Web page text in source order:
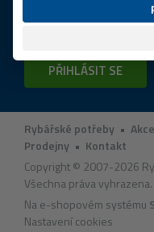
Napište nám svůj e-
o zajímavých
PŘIHLÁSIT SE
Rybářské potřeby • Akce
Prodejny • Kontakt
Copyright © 2007-2026
Všechna práva vyhrazena.
Na e-shopovém systému
Nastavení cookies